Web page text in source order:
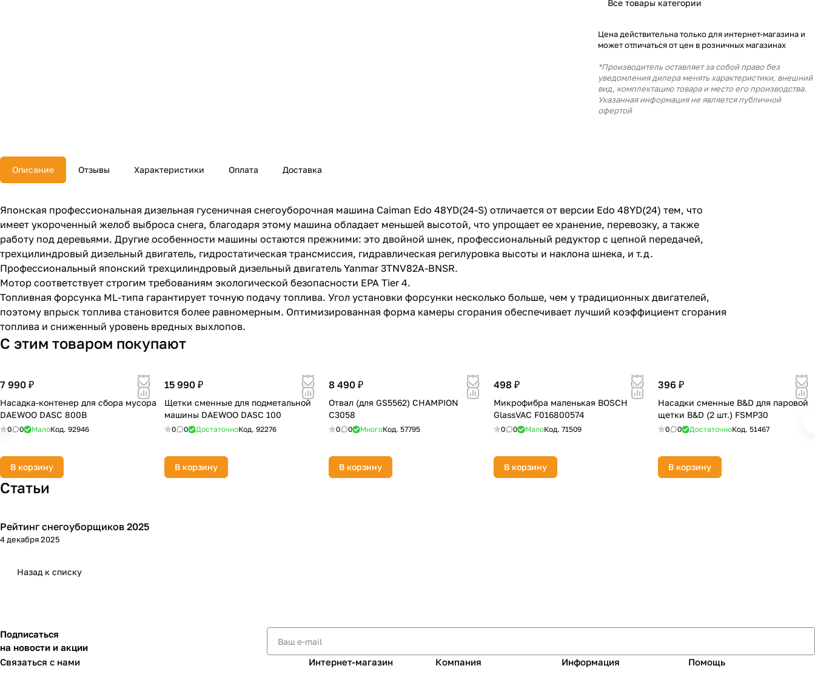
Все товары категории
Цена действительна только для интернет-магазина и
может отличаться от цен в розничных магазинах
*Производитель оставляет за собой право без
уведомления дилера менять характеристики, внешний
вид, комплектацию товара и место его производства.
Указанная информация не является публичной
офертой
Описание Отзывы Характеристики Оплата Доставка
Японская профессиональная дизельная гусеничная снегоуборочная машина Caiman Edo 48YD(24-S) отличается от версии Edo 48YD(24) тем, что
имеет укороченный желоб выброса снега, благодаря этому машина обладает меньшей высотой, что упрощает ее хранение, перевозку, а также
работу под деревьями. Другие особенности машины остаются прежними: это двойной шнек, профессиональный редуктор с цепной передачей,
трехцилиндровый дизельный двигатель, гидростатическая трансмиссия, гидравлическая регилуровка высоты и наклона шнека, и т.д.
Профессиональный японский трехцилиндровый дизельный двигатель Yanmar 3TNV82A-BNSR.
Мотор соответствует строгим требованиям экологической безопасности EPA Tier 4.
Топливная форсунка ML-типа гарантирует точную подачу топлива. Угол установки форсунки несколько больше, чем у традиционных двигателей,
поэтому впрыск топлива становится более равномерным. Оптимизированная форма камеры сгорания обеспечивает лучший коэффициент сгорания
топлива и сниженный уровень вредных выхлопов.
С этим товаром покупают
7 990 ₽
Насадка-контенер для сбора мусора
DAEWOO DASC 800B
0 0 МалоКод. 92946
В корзину
15 990 ₽
Щетки сменные для подметальной
машины DAEWOO DASC 100
0 0 ДостаточноКод.92276
В корзину
8 490 ₽
Отвал (для GS5562) CHAMPION
C3058
0 0 МногоКод.57795
В корзину
498 ₽
Микрофибра маленькая BOSCH
GlassVAC F016800574
0 0 МалоКод. 71509
В корзину
396 ₽
Насадки сменные B&D для паровой
щетки B&D (2 шт.) FSMP30
0 0 ДостаточноКод. 51467
В корзину
Статьи
Зимняя
Рейтинг снегоуборщиков 2025
4 декабря 2025
Назад к списку
Подписаться
на новости и акции
Связаться с нами
Интернет-магазин Компания Информация Помощь
раз в 2 недели